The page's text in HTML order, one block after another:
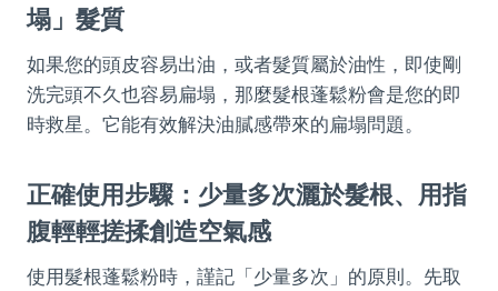
塌」髮質
如果您的頭皮容易出油，或者髮質屬於油性，即使剛
洗完頭不久也容易扁塌，那麼髮根蓬鬆粉會是您的即
時救星。它能有效解決油膩感帶來的扁塌問題。
正確使用步驟：少量多次灑於髮根、用指
腹輕輕搓揉創造空氣感
使用髮根蓬鬆粉時，謹記「少量多次」的原則。先取